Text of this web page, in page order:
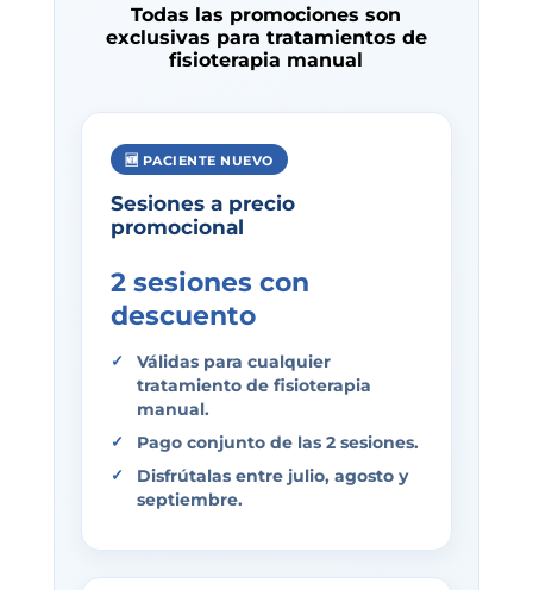
Todas las promociones son
exclusivas para tratamientos de
fisioterapia manual
🆕 PACIENTE NUEVO
Sesiones a precio
promocional
2 sesiones con
descuento
Válidas para cualquier
tratamiento de fisioterapia
manual.
Pago conjunto de las 2 sesiones.
Disfrútalas entre julio, agosto y
septiembre.